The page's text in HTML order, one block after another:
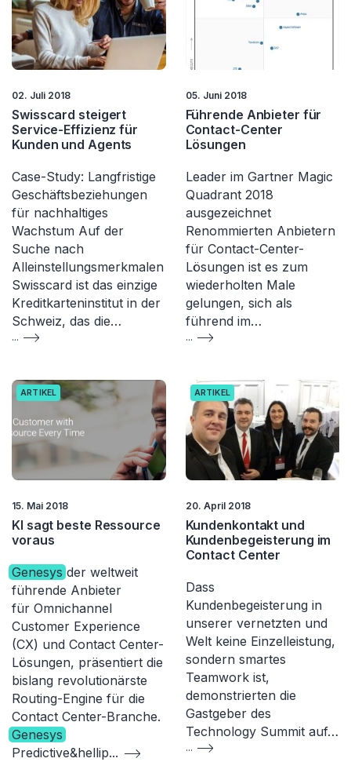
02. Juli 2018
Swisscard steigert
Service-Effizienz für
Kunden und Agents
Case-Study: Langfristige
Geschäftsbeziehungen
für nachhaltiges
Wachstum Auf der
Suche nach
Alleinstellungsmerkmalen
Swisscard ist das einzige
Kreditkarteninstitut in der
Schweiz, das die…
...
05. Juni 2018
Führende Anbieter für
Contact-Center
Lösungen
Leader im Gartner Magic
Quadrant 2018
ausgezeichnet
Renommierten Anbietern
für Contact-Center-
Lösungen ist es zum
wiederholten Male
gelungen, sich als
führend im…
...
ARTIKEL
15. Mai 2018
KI sagt beste Ressource
voraus
Genesys der weltweit
führende Anbieter
für Omnichannel
Customer Experience
(CX) und Contact Center-
Lösungen, präsentiert die
bislang revolutionärste
Routing-Engine für die
Contact Center-Branche.
Genesys
Predictive&hellip...
ARTIKEL
20. April 2018
Kundenkontakt und
Kundenbegeisterung im
Contact Center
Dass
Kundenbegeisterung in
unserer vernetzten und
Welt keine Einzelleistung,
sondern smartes
Teamwork ist,
demonstrierten die
Gastgeber des
Technology Summit auf…
...